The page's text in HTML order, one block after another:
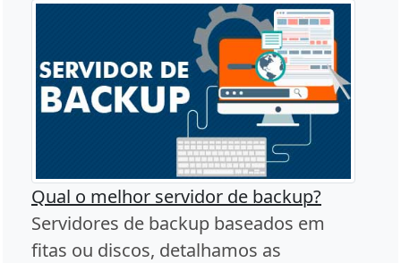
Qual o melhor servidor de backup?
Servidores de backup baseados em
fitas ou discos, detalhamos as